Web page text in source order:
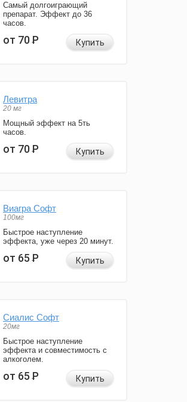
Самый долгоиграющий
препарат. Эффект до 36
часов.
от 70Р Купить
Левитра
20 мг
Мощный эффект на 5ть
часов.
от 70Р Купить
Виагра Софт
100мг
Быстрое наступление
эффекта, уже через 20 минут.
от 65Р Купить
Сиалис Софт
20мг
Быстрое наступление
эффекта и совместимость с
алкоголем.
от 65Р Купить